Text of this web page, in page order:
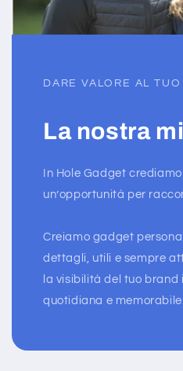
DARE VALORE AL TUO
La nostra
In Hole Gadget
un’opportunità per
Creiamo gadget
dettagli, utili e sempre
la visibilità del tuo brand
quotidiana e